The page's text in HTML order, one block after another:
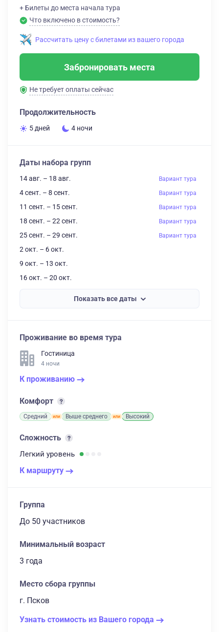
+ Билеты до места начала тура
Что включено в стоимость?
Рассчитать цену с билетами из вашего города
Забронировать места
Не требует оплаты сейчас
Продолжительность
5 дней 4 ночи
Даты набора групп
14 авг. – 18 авг. Вариант тура
4 сент. – 8 сент. Вариант тура
11 сент. – 15 сент. Вариант тура
18 сент. – 22 сент. Вариант тура
25 сент. – 29 сент. Вариант тура
2 окт. – 6 окт.
9 окт. – 13 окт.
16 окт. – 20 окт.
Показать все даты
Проживание во время тура
Гостиница
4 ночи
К проживанию
Комфорт
Средний Выше среднего Высокий
Сложность
Легкий уровень
К маршруту
Группа
до 50 участников
Минимальный возраст
3 года
Место сбора группы
г. Псков
Узнать стоимость из Вашего города